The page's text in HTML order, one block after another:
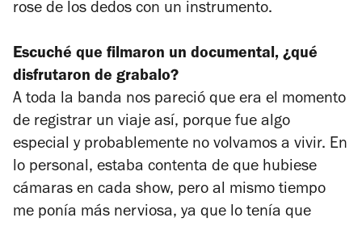
rose de los dedos con un instrumento.
Escuché que filmaron un documental, ¿qué
disfrutaron de grabalo?
A toda la banda nos pareció que era el momento
de registrar un viaje así, porque fue algo
especial y probablemente no volvamos a vivir. En
lo personal, estaba contenta de que hubiese
cámaras en cada show, pero al mismo tiempo
me ponía más nerviosa, ya que lo tenía que